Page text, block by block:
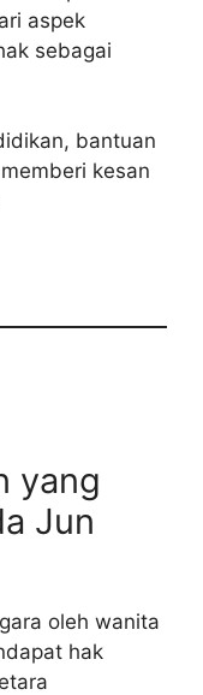
aspek
sebagai
bantuan
kesan
yang
Jun
oleh wanita
hak